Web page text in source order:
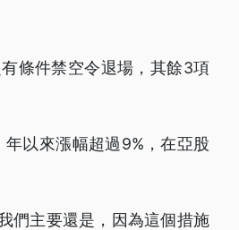
條件禁空令退場，其餘3項
以來漲幅超過9%，在亞股
們主要還是，因為這個措施